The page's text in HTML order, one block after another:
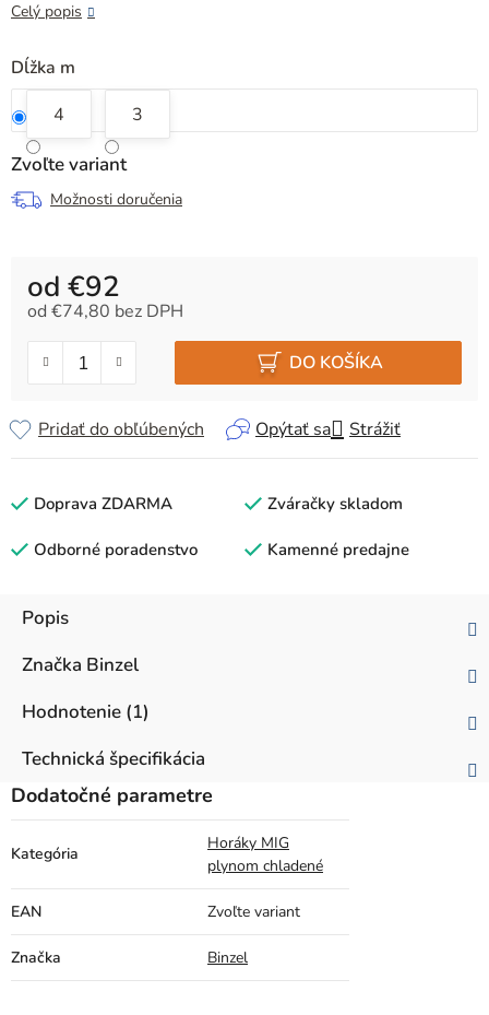
Celý popis
Dĺžka m
4
3
Zvoľte variant
Možnosti doručenia
od €92
od €74,80 bez DPH
DO KOŠÍKA
Opýtať sa Strážiť
Pridať do obľúbených
Doprava ZDARMA Zváračky skladom
Odborné poradenstvo Kamenné predajne
Popis
Značka Binzel
Hodnotenie (1)
Technická špecifikácia
Dodatočné parametre
Kategória
Horáky MIG
plynom chladené
EAN Zvoľte variant
Značka Binzel